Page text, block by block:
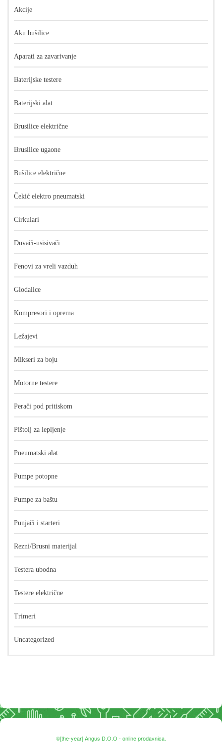
Akcije
Aku bušilice
Aparati za zavarivanje
Baterijske testere
Baterijski alat
Brusilice električne
Brusilice ugaone
Bušilice električne
Čekić elektro pneumatski
Cirkulari
Duvači-usisivači
Fenovi za vreli vazduh
Glodalice
Kompresori i oprema
Ležajevi
Mikseri za boju
Motorne testere
Perači pod pritiskom
Pištolj za lepljenje
Pneumatski alat
Pumpe potopne
Pumpe za baštu
Punjači i starteri
Rezni/Brusni materijal
Testera ubodna
Testere električne
Trimeri
Uncategorized
©[the-year] Angus D.O.O - online prodavnica.